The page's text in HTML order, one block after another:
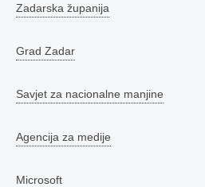
Zadarska županija
Grad Zadar
Savjet za nacionalne manjine
Agencija za medije
Microsoft